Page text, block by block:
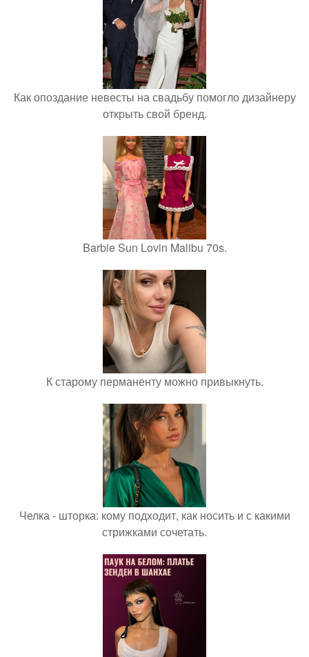
Как опоздание невесты на свадьбу помогло дизайнеру
открыть свой бренд.
Barbie Sun Lovin Malibu 70s.
К старому перманенту можно привыкнуть.
Челка - шторка: кому подходит, как носить и с какими
стрижками сочетать.